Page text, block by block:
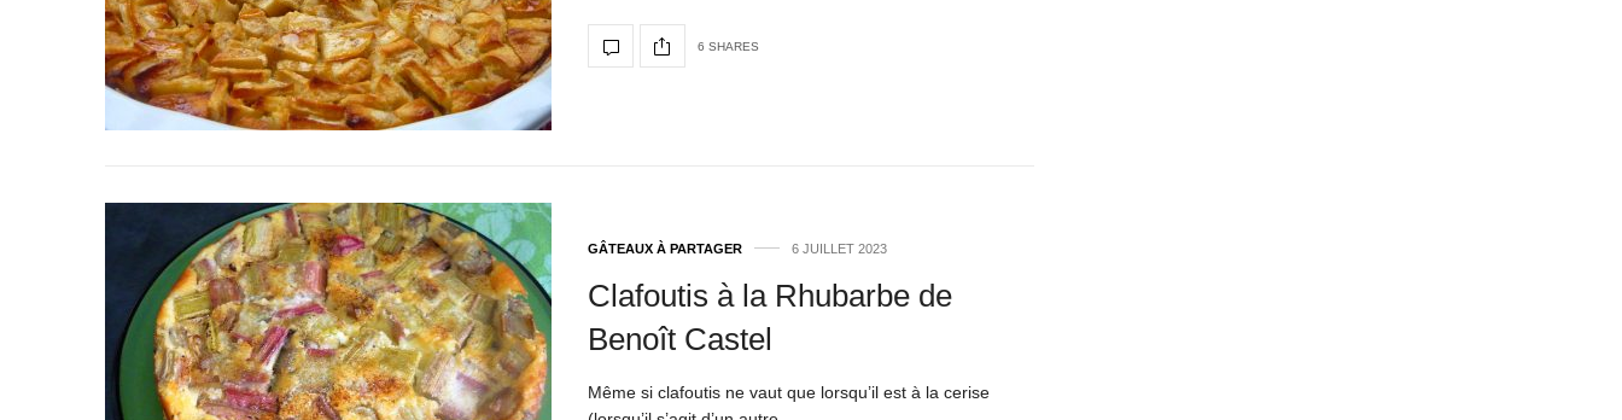
6 SHARES
GÂTEAUX À PARTAGER 6 JUILLET 2023
Clafoutis à la Rhubarbe de
Benoît Castel
Même si clafoutis ne vaut que lorsqu’il est à la cerise